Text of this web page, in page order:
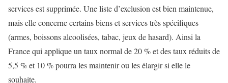
services est supprimée. Une liste d’exclusion est bien maintenue,
mais elle concerne certains biens et services très spécifiques
(armes, boissons alcoolisées, tabac, jeux de hasard). Ainsi la
France qui applique un taux normal de 20 % et des taux réduits de
5,5 % et 10 % pourra les maintenir ou les élargir si elle le
souhaite.